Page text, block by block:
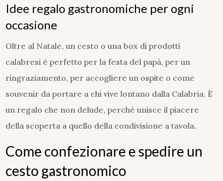
Idee regalo gastronomiche per ogni
occasione
Oltre al Natale, un cesto o una box di prodotti
calabresi è perfetto per la festa del papà, per un
ringraziamento, per accogliere un ospite o come
souvenir da portare a chi vive lontano dalla Calabria. È
un regalo che non delude, perché unisce il piacere
della scoperta a quello della condivisione a tavola.
Come confezionare e spedire un
cesto gastronomico